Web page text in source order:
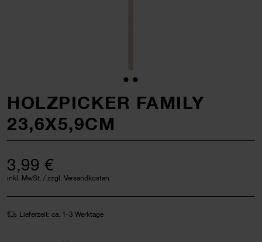
HOLZPICKER FAMILY
23,6X5,9CM
3,99 €
inkl. MwSt. / zzgl. Versandkosten
Lieferzeit: ca. 1-3 Werktage